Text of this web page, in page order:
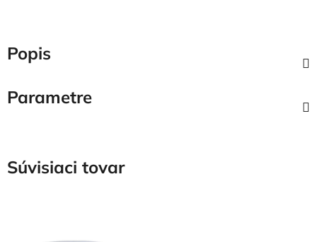
Popis
Parametre
Súvisiaci tovar